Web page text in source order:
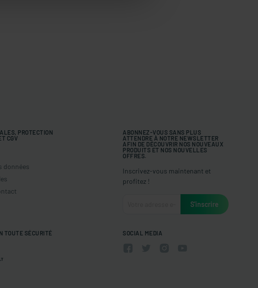
PROTECTION
CGV
données
ABONNEZ-VOUS SANS PLUS
ATTENDRE À NOTRE NEWSLETTER
AFIN DE DÉCOUVRIR NOS NOUVEAUX
PRODUITS ET NOS NOUVELLES
OFFRES.
Inscrivez-vous maintenant et
profitez !
TOUTE SÉCURITÉ SOCIAL MEDIA